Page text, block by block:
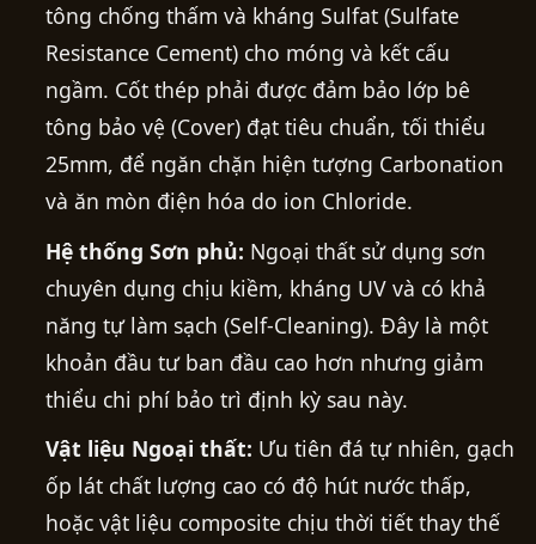
tông chống thấm và kháng Sulfat (Sulfate
Resistance Cement) cho móng và kết cấu
ngầm. Cốt thép phải được đảm bảo lớp bê
tông bảo vệ (Cover) đạt tiêu chuẩn, tối thiểu
25mm, để ngăn chặn hiện tượng Carbonation
và ăn mòn điện hóa do ion Chloride.
Hệ thống Sơn phủ: Ngoại thất sử dụng sơn
chuyên dụng chịu kiềm, kháng UV và có khả
năng tự làm sạch (Self-Cleaning). Đây là một
khoản đầu tư ban đầu cao hơn nhưng giảm
thiểu chi phí bảo trì định kỳ sau này.
Vật liệu Ngoại thất: Ưu tiên đá tự nhiên, gạch
ốp lát chất lượng cao có độ hút nước thấp,
hoặc vật liệu composite chịu thời tiết thay thế